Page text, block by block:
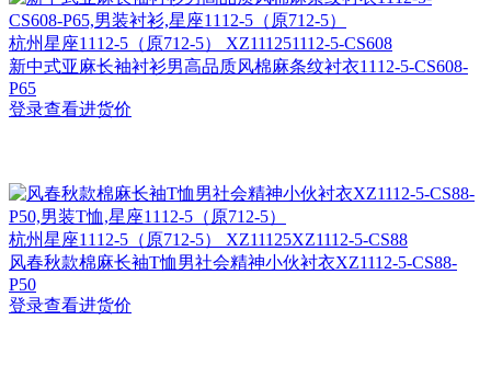
杭州星座1112-5（原712-5） XZ111251112-5-CS608
新中式亚麻长袖衬衫男高品质风棉麻条纹衬衣1112-5-CS608-
P65
登录查看进货价
杭州星座1112-5（原712-5） XZ11125XZ1112-5-CS88
风春秋款棉麻长袖T恤男社会精神小伙衬衣XZ1112-5-CS88-
P50
登录查看进货价